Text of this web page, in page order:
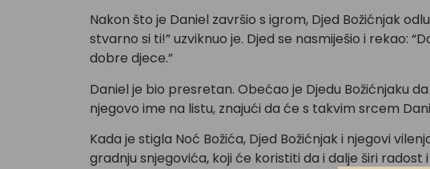
Nakon što je Daniel završio s igrom, Djed Božićnjak
stvarno si ti!” uzviknuo je. Djed se nasmiješio i rekao:
dobre djece.”
Daniel je bio presretan. Obećao je Djedu Božićnjaku
njegovo ime na listu, znajući da će s takvim srcem
Kada je stigla Noć Božića, Djed Božićnjak i njegovi
gradnju snjegovića, koji će koristiti da i dalje širi radost